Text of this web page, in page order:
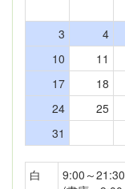
3
4
10
11
17
18
24
25
31
白
9:00～21:30